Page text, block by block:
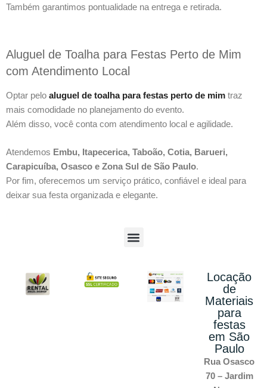
Também garantimos pontualidade na entrega e retirada.
Aluguel de Toalha para Festas Perto de Mim
com Atendimento Local
Optar pelo aluguel de toalha para festas perto de mim traz
mais comodidade no planejamento do evento.
Além disso, você conta com atendimento local e agilidade.
Atendemos Embu, Itapecerica, Taboão, Cotia, Barueri,
Carapicuíba, Osasco e Zona Sul de São Paulo.
Por fim, oferecemos um serviço prático, confiável e ideal para
deixar sua festa organizada e elegante.
Locação
de
Materiais
para
festas
em São
Paulo
Rua Osasco
70 – Jardim